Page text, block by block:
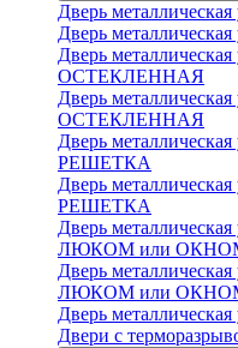
Дверь
Дверь металлическая
Дверь
ОСТЕКЛЕННАЯ
Дверь металлическая
ОСТЕКЛЕННАЯ
Дверь
РЕШЕТКА
Дверь
РЕШЕТКА
Дверь
ЛЮКОМ или
Дверь
ЛЮКОМ или
Дверь
Двери с